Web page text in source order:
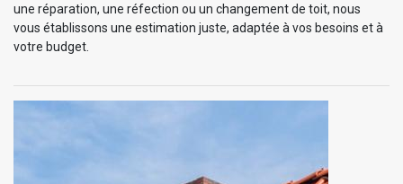
une réparation, une réfection ou un changement de toit, nous
vous établissons une estimation juste, adaptée à vos besoins et à
votre budget.